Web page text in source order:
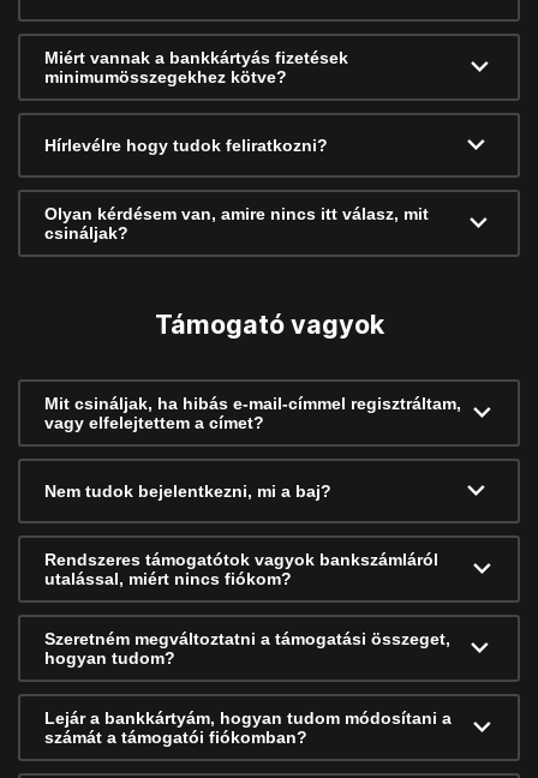
Miért vannak a bankkártyás fizetések
minimumösszegekhez kötve?
Hírlevélre hogy tudok feliratkozni?
Olyan kérdésem van, amire nincs itt válasz, mit
csináljak?
Támogató vagyok
Mit csináljak, ha hibás e-mail-címmel regisztráltam,
vagy elfelejtettem a címet?
Nem tudok bejelentkezni, mi a baj?
Rendszeres támogatótok vagyok bankszámláról
utalással, miért nincs fiókom?
Szeretném megváltoztatni a támogatási összeget,
hogyan tudom?
Lejár a bankkártyám, hogyan tudom módosítani a
számát a támogatói fiókomban?